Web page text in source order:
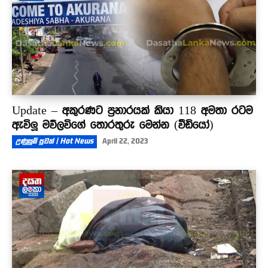
Update – අකුරණට ප්‍රහාරයක් කියා 118 අමතා රටම
ඇවිලූ මව්ලවිගේ තොරතුරු මෙන්න (වීඩියෝ)
උණුසුම් පුවත් | Hot News April 22, 2023